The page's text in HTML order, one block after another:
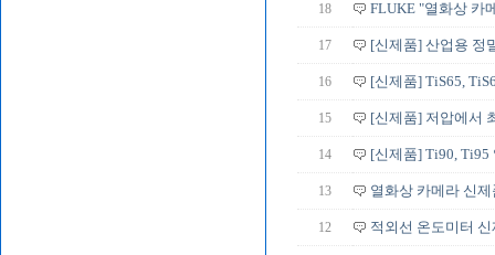
18 FLUKE "열화상 카
17 [신제품] 산업용 정
16 [신제품] TiS65,
15 [신제품] 저압에서
14 [신제품] Ti90, Ti95
13 열화상 카메라 신제
12 적외선 온도미터 신